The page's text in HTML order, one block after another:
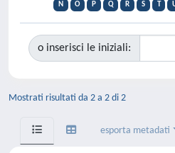
N
O P Q R S T
o inserisci le iniziali:
Mostrati risultati da 2 a 2 di 2
esporta metadati